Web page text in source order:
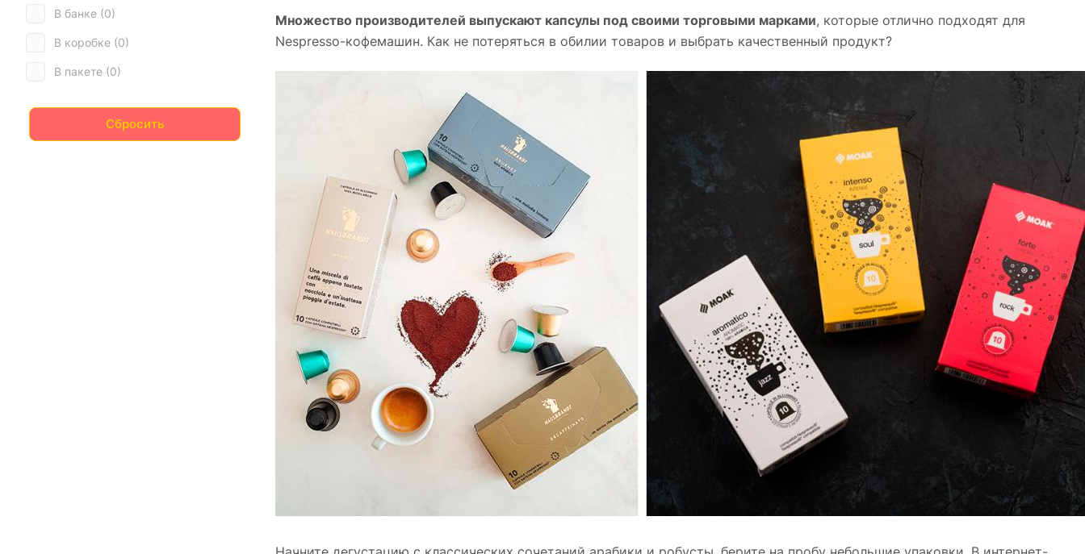
Множество производителей выпускают капсулы под своими торговыми марками, которые отлично подходят для
Nespresso-кофемашин. Как не потеряться в обилии товаров и выбрать качественный продукт?
В банке (0)
В коробке (0)
В пакете (0)
Сбросить